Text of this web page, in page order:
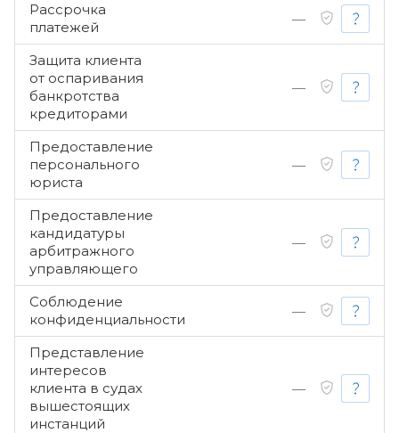
Рассрочка
платежей
—
Защита клиента
от оспаривания
банкротства
кредиторами
—
Предоставление
персонального
юриста
—
Предоставление
кандидатуры
арбитражного
управляющего
—
Соблюдение
конфиденциальности
—
Представление
интересов
клиента в судах
вышестоящих
инстанций
—